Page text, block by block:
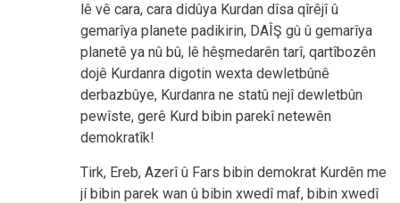
lê vê cara, cara didûya Kurdan dîsa qîrêjî û
gemarîya planete padikirin, DAÎŞ gû û gemarîya
planetê ya nû bû, lê hêṣmedarên tarî, qartîbozên
dojê Kurdanra digotin wexta dewletbûnê
derbazbûye, Kurdanra ne statû nejî dewletbûn
pewîste, gerê Kurd bibin parekî netewên
demokratîk!
Tirk, Ereb, Azerî û Fars bibin demokrat Kurdên me
jí bibin parek wan û bibin xwedî maf, bibin xwedî